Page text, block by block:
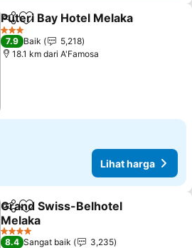
KongsiTambah ke favorit
Puteri Bay Hotel Melaka
3 Bintang
7.9 Baik
5,218
18.1 km dari A'Famosa
Lihat harga
KongsiTambah ke favorit
Grand Swiss-Belhotel
Melaka
Lihat harga
4 Bintang
8.4 Sangat baik
3,235